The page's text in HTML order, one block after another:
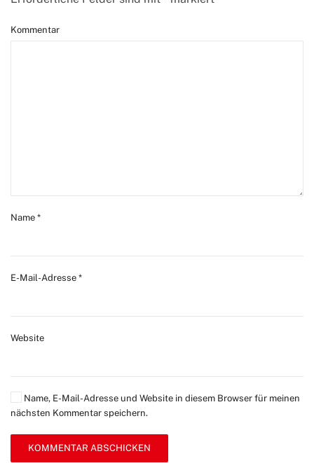
Kommentar
Name *
E-Mail-Adresse *
Website
Name, E-Mail-Adresse und Website in diesem Browser für meinen
nächsten Kommentar speichern.
KOMMENTAR ABSCHICKEN